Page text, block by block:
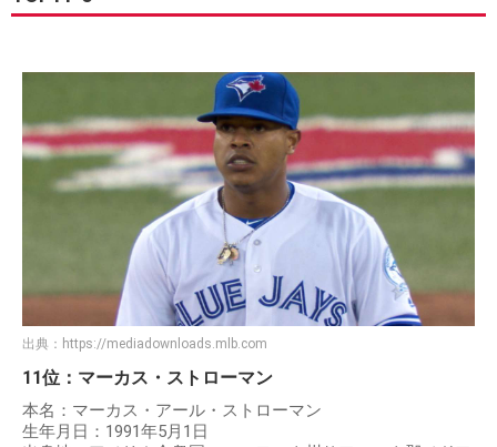
出典： https://mediadownloads.mlb.com
11位：マーカス・ストローマン
本名：マーカス・アール・ストローマン
生年月日：1991年5月1日